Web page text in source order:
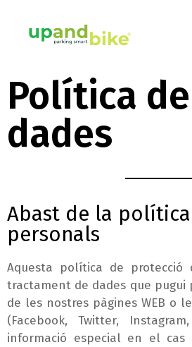
Política
dades
Abast de la
personals
Aquesta política de protecció
tractament de dades que
de les nostres pàgines WEB o
(Facebook, Twitter,
informació especial en el cas